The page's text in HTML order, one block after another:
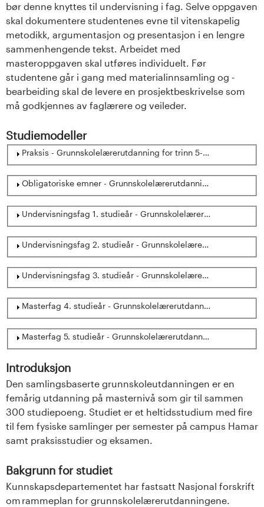
bør denne knyttes til undervisning i fag. Selve oppgaven
skal dokumentere studentenes evne til vitenskapelig
metodikk, argumentasjon og presentasjon i en lengre
sammenhengende tekst. Arbeidet med
masteroppgaven skal utføres individuelt. Før
studentene går i gang med materialinnsamling og -
bearbeiding skal de levere en prosjektbeskrivelse som
må godkjennes av faglærere og veileder.
Studiemodeller
Show
Praksis - Grunnskolelærerutdanning for trinn 5-10,
Show
Obligatoriske emner - Grunnskolelærerutdanning for trinn 5-
Show
Undervisningsfag 1. studieår - Grunnskolelærerutdanning for
Show
Undervisningsfag 2. studieår - Grunnskolelærerutdanning for
Show
Undervisningsfag 3. studieår - Grunnskolelærerutdanning for
Show
Masterfag 4. studieår - Grunnskolelærerutdanning for trinn 5-
Show
Masterfag 5. studieår - Grunnskolelærerutdanning for trinn 5-
Introduksjon
Den samlingsbaserte grunnskoleutdanningen er en
femårig utdanning på masternivå som gir til sammen
300 studiepoeng. Studiet er et heltidsstudium med fire
til fem fysiske samlinger per semester på campus Hamar
samt praksisstudier og eksamen.
Bakgrunn for studiet
Kunnskapsdepartementet har fastsatt Nasjonal forskrift
om rammeplan for grunnskolelærerutdanningene.